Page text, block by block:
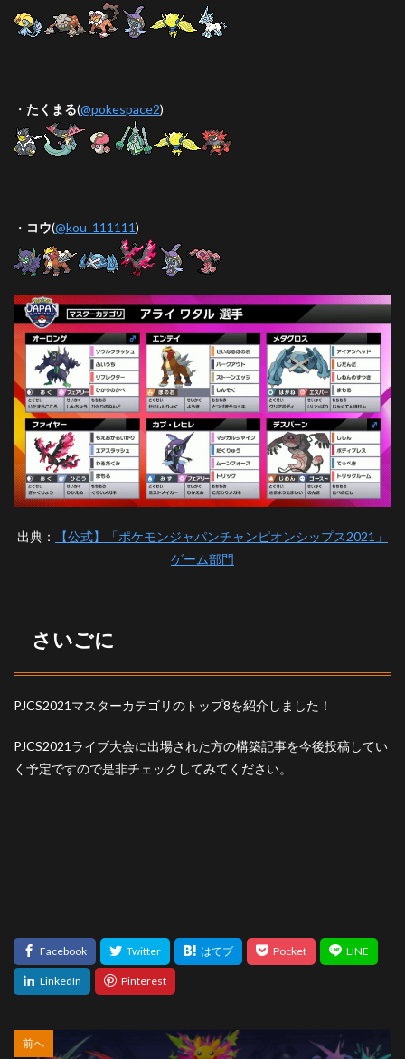
・ たくまる(@pokespace2)
・ コウ(@kou_111111)
出典：
【公式】「ポケモンジャパンチャンピオンシップス2021」
ゲーム部門
さいごに
PJCS2021マスターカテゴリのトップ8を紹介しました！
PJCS2021ライブ大会に出場された方の構築記事を今後投稿してい
く予定ですので是非チェックしてみてください。
前へ